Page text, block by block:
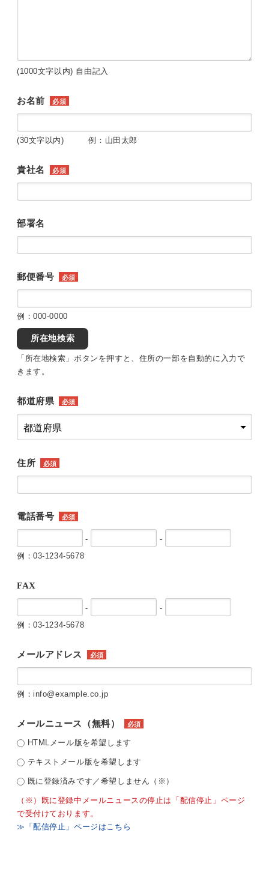
(1000文字以内) 自由記入
お名前 必須
(30文字以内) 例：山田太郎
貴社名 必須
部署名
郵便番号 必須
例：000-0000
所在地検索
「所在地検索」ボタンを押すと、住所の一部を自動的に入力で
きます。
都道府県 必須
住所 必須
電話番号 必須
-
-
例：03-1234-5678
FAX
-
-
例：03-1234-5678
メールアドレス 必須
例：info@example.co.jp
メールニュース（無料） 必須
HTMLメール版を希望します
テキストメール版を希望します
既に登録済みです／希望しません（※）
（※）既に登録中メールニュースの停止は「配信停止」ページ
で受付けております。
≫「配信停止」ページはこちら